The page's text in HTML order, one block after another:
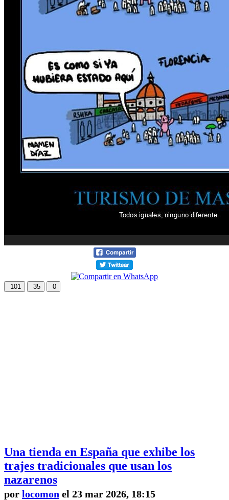
101 35 0
Una tienda en España que exhibe los
trajes tradicionales que usan los
nazarenos
por locomon el 23 mar 2026, 18:15